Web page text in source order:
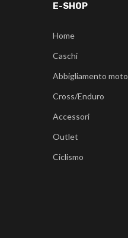
E-SHOP
Home
Caschi
Abbigliamento moto
Cross/Enduro
Accessori
Outlet
Ciclismo